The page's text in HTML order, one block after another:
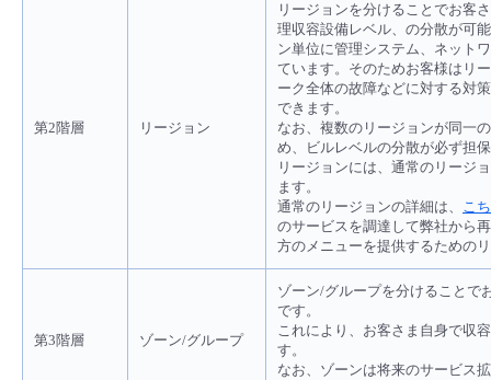
第2階層 リージョン
リージョンを分けることでお客
理収容設備レベル、の分散が可
ン単位に管理システム、ネット
ています。そのためお客様はリ
ーク全体の故障などに対する対
できます。
なお、複数のリージョンが同一
め、ビルレベルの分散が必ず担
リージョンには、通常のリージ
ます。
通常のリージョンの詳細は、 こ
のサービスを調達して弊社から
方のメニューを提供するための
第3階層 ゾーン/グループ
ゾーン/グループを分けることで
です。
これにより、お客さま自身で収
す。
なお、ゾーンは将来のサービス